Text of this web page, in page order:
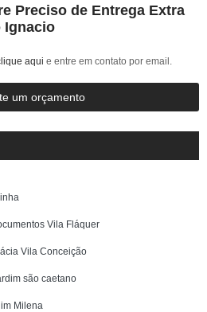
Preciso de Entrega Extra
Ignacio
aqui e entre em contato por email.
um orçamento
Vila Fláquer
Vila Conceição
são caetano
Milena